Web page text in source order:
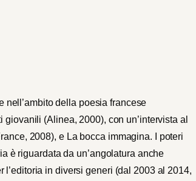
nell’ambito della poesia francese
(Alinea, 2000), con un’intervista al
2008), e La bocca immagina. I poteri
è riguardata da un’angolatura anche
l’editoria in diversi generi (dal 2003 al 2014,